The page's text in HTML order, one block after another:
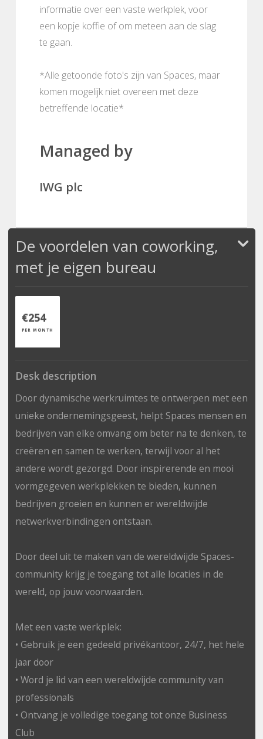
informatie over een vaste werkplek, voor
een kopje koffie of om meteen aan de slag
te gaan.
*Alle getoonde foto's zijn van Spaces, maar
komen mogelijk niet overeen met deze
betreffende locatie*
Managed by
IWG plc
De voordelen van coworking,
met je eigen bureau
€254
PER MONTH
Desk description
Door dynamische werkruimtes te ontwerpen met een
unieke ondernemingsgeest, helpt Spaces mensen en
bedrijven van elke omvang om beter na te denken, te
creëren en samen te werken, terwijl voor al het
andere wordt gezorgd. Door inspirerende en mooi
vormgegeven werkplekken te bieden, kunnen
bedrijven groeien en kunnen er wereldwijde
netwerkverbindingen ontstaan.
Door deel uit te maken van de wereldwijde Spaces-
community krijg je toegang tot alle locaties in de
wereld, op jouw voorwaarden.
Met een vaste werkplek:
• Gebruik je een gedeeld privékantoor, 24/7, het hele
jaar door
• Word je lid van een wereldwijde community van
professionals
• Ontvang je volledige toegang tot onze Business
Club